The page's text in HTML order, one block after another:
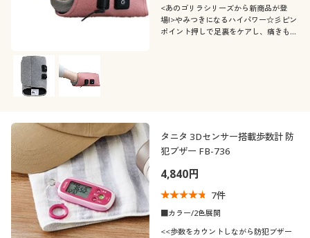
<あのゴリラシリーズから新商品が登
場!>やみつきになるハイパワー☆彡ピン
ポイント押しで足裏をケアし、痛きもち
タニタ 3Dセンサー搭載歩数計 防
犯ブザー FB-736
4,840円
7件
■カラー/2色展開
<<歩数をカウントしながら防犯ブザー